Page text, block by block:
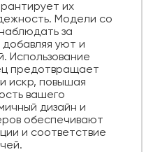
их
Модели со
за
уют и
Использование
предотвращает
искр, повышая
вашего
дизайн и
обеспечивают
и соответствие